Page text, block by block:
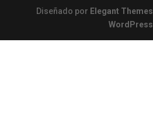
Diseñado por Elegant Themes
WordPress